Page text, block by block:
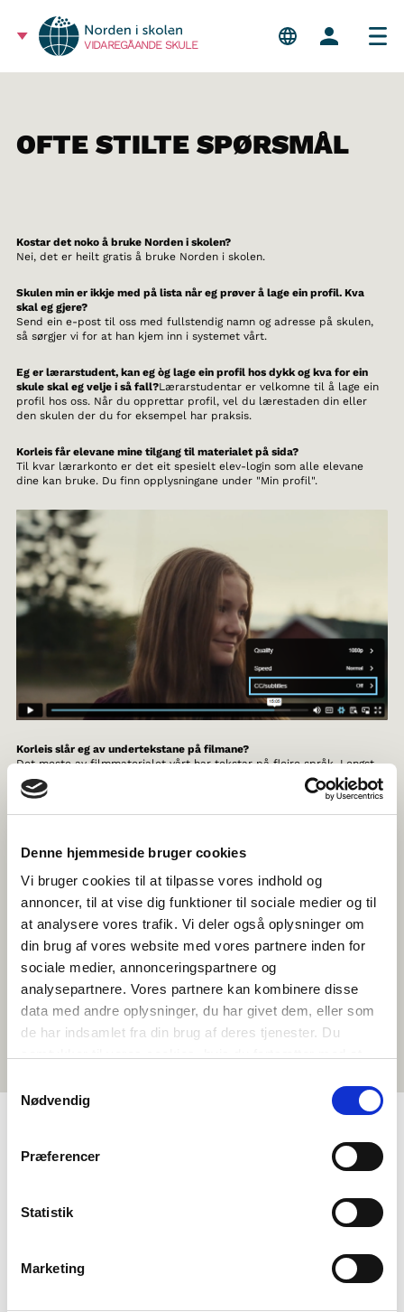
Denne hjemmeside bruger cookies
Vi bruger cookies til at tilpasse vores indhold og
annoncer, til at vise dig funktioner til sociale medier og til
at analysere vores trafik. Vi deler også oplysninger om
din brug af vores website med vores partnere inden for
sociale medier, annonceringspartnere og
analysepartnere. Vores partnere kan kombinere disse
data med andre oplysninger, du har givet dem, eller som
de har indsamlet fra din brug af deres tjenester. Du
Nødvendig
Præferencer
Statistik
Marketing
VIDAREGÅANDE SKULE
MENY
Ofte stilte spørsmål
OFTE STILTE SPØRSMÅL
Kostar det noko å bruke Norden i skolen?
Nei, det er heilt gratis å bruke Norden i skolen.
Skulen min er ikkje med på lista når eg prøver å lage ein profil. Kva
skal eg gjere?
Send ein e-post til oss med fullstendig namn og adresse på skulen,
så sørgjer vi for at han kjem inn i systemet vårt.
Eg er lærarstudent, kan eg òg lage ein profil hos dykk og kva for ein
skule skal eg velje i så fall?Lærarstudentar er velkomne til å lage ein
profil hos oss. Når du opprettar profil, vel du lærestaden din eller
den skulen der du for eksempel har praksis.
Korleis får elevane mine tilgang til materialet på sida?
Til kvar lærarkonto er det eit spesielt elev-login som alle elevane
dine kan bruke. Du finn opplysningane under "Min profil".
Korleis slår eg av undertekstane på filmane?
Det meste av filmmaterialet vårt har tekstar på fleire språk. Lengst
nede til høgre i videospelaren er det eit tannhjul. Klikk på det for å
sjå kva språk filmen er teksta på og vel det alternativet som passar
Ta kontakt med oss på e-post med nytt namn eller ny adresse til
Eg har skifta jobb, korleis endrar eg skuleopplysningar?
Du kan sjølv redigere kva for ein skule kontoen din er knytt til under
Kan de hjelpe med finansiering av f. eks. skulebesøk?
Her kan du lese meir om kva slags stønadar som finstfor skular og
via Norden i skulen.